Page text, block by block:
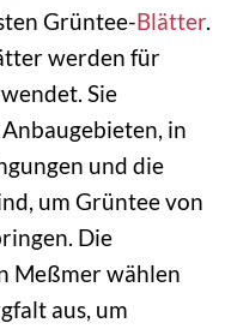
Grüntee-Blätter.
werden für
Sie
in
und die
um Grüntee von
Die
Meßmer wählen
aus, um